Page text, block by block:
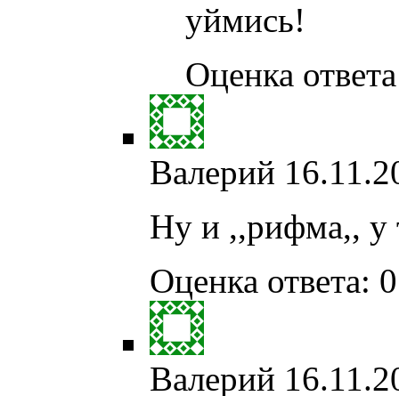
уймись!
Оценка
Валерий
Ну и ,,рифма,,
Оценка ответа:
Валерий